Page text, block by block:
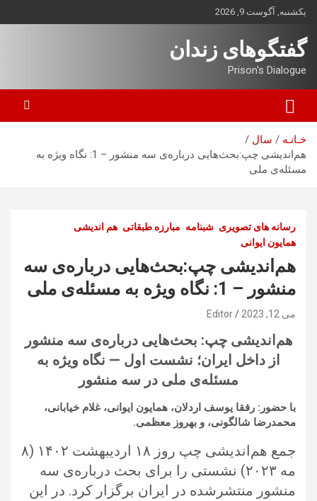
بروید
یکشنبه, آگوست 9, 2026
گفتگوهای زندان
Prison's Dialogue
خـانـه
سال
هم‌اندیشی چپ:بحث‌هایی درباره‌ی سه منشور – 1: نگاه ویژه به
مسئله‌ی ملی
رسانه های تصویری شبنامه مبارزه طبقاتی هم اندیشی
همایون ایوانی
هم‌اندیشی چپ:بحث‌هایی درباره‌ی سه
منشور – 1: نگاه ویژه به مسئله‌ی ملی
می 12, 2023 Editor
هم‌اندیشی چپ: بحث‌هایی درباره‌ی سه منشور
از داخل ایران؛ نشست اول — نگاه ویژه به
مسئله‌ی ملی در سه منشور
با حضور: رفقا یوسف اردلان، همایون ایوانی، غلام خیابانی،
محمدرضا شالگونی، و بهروز معظمی.
جمع هم‌اندیشی چپ روز ۱۸ اردیبهشت ۱۴۰۲ (۸
مه ۲۰۲۳) نشستی را برای بحث درباره‌ی سه
منشور منتشرشده در ایران برگزار کرد. در این